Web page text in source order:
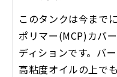
このタンクは今まで
ポリマー(MCP)カバ
ディションです。バ
高粘度オイルの上で